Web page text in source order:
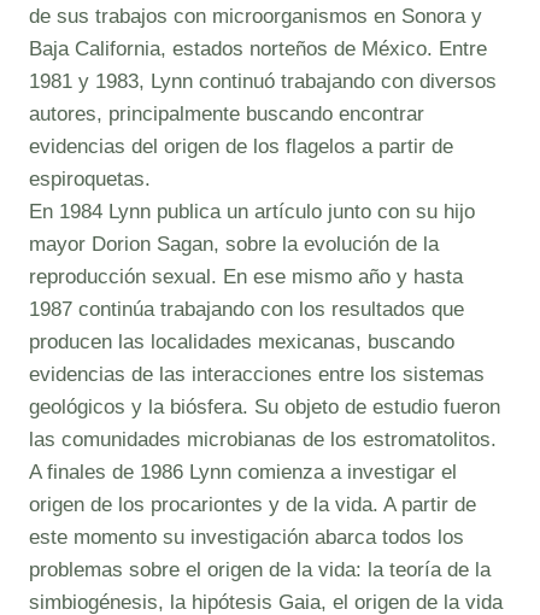
de sus trabajos con microorganismos en Sonora y
Baja California, estados norteños de México. Entre
1981 y 1983, Lynn continuó trabajando con diversos
autores, principalmente buscando encontrar
evidencias del origen de los flagelos a partir de
espiroquetas.
En 1984 Lynn publica un artículo junto con su hijo
mayor Dorion Sagan, sobre la evolución de la
reproducción sexual. En ese mismo año y hasta
1987 continúa trabajando con los resultados que
producen las localidades mexicanas, buscando
evidencias de las interacciones entre los sistemas
geológicos y la biósfera. Su objeto de estudio fueron
las comunidades microbianas de los estromatolitos.
A finales de 1986 Lynn comienza a investigar el
origen de los procariontes y de la vida. A partir de
este momento su investigación abarca todos los
problemas sobre el origen de la vida: la teoría de la
simbiogénesis, la hipótesis Gaia, el origen de la vida